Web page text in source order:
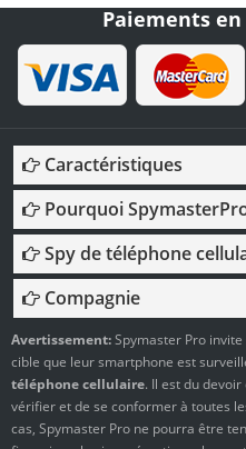
Paiements
Caractéristiques
Pourquoi
Spy de téléphone
Compagnie
Avertissement:Spymaster Pro
cible que leur smartphone est
téléphone cellulaire. Il est du
vérifier et de se conformer à toutes
cas, Spymaster Pro ne pourra être